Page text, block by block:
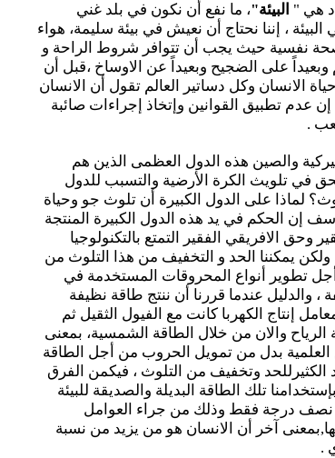
هي " البيئة"، ما نفع أن نكون في بلد غني
، إننا نحتاج أن نعيش في بيئة سليمة، هواء
نفسية حيث يجب أن تتوافر شروط الراحة و
على الضجيح وبعيداً عن الاوساخ ،قبل أن
الانسان وكل دساتير العالم تقول أن الانسان
عدم تطبيق القوانين وإتخاذ إجراءات صائبة
.
والصين هذه الدول العظمى الذين هم
في تلويث الكرة الأرضية والتسبب للدول
لماذا على الدول الكبيرة أن تلوث جو وحياة
إن الحكم في يد هذه الدول الكبيرة المنتجة
الافريقي الفقير التمتع بالتكنولوجيا
يمكننا الحد و التخفيف من هذا التلوث من
تطوير أنواع المحروقات المستخدمة في
، والدليل عندما قررنا أن ننتج طاقة نظيفة
إنتاج الكهربا كانت مع الفيول الثقيل ثم
الرياح والان من خلال الطاقة الشمسية، بمعنى
العلمية بدل من تمويل الحروب من أجل الطاقة
الكثيرللحد وتخفيف من التلوث ، فيكمن الفرق
تلك الطاقة البديلة والصديقة للبيئة
نصف درجة فقط وذلك من جراء العوامل
آخر أن الانسان هو من يزيد من نسبة
.